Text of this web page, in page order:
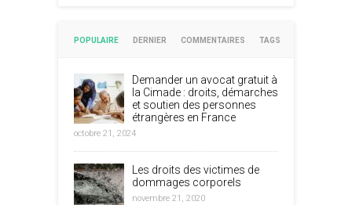
POPULAIRE DERNIER COMMENTAIRES TAGS
Demander un avocat gratuit à
la Cimade : droits, démarches
et soutien des personnes
étrangères en France
octobre 21, 2024
Les droits des victimes de
dommages corporels
novembre 21, 2020